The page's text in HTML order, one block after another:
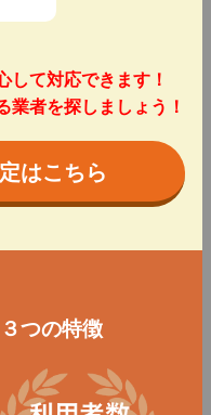
して対応できます！
者を探しましょう！
はこちら
つの特徴